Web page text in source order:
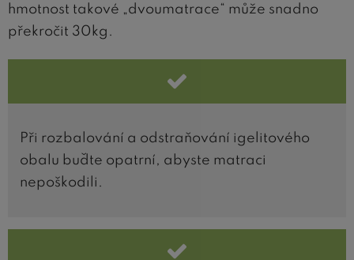
hmotnost takové „dvoumatrace“ může snadno
překročit 30kg.
Při rozbalování a odstraňování igelitového
obalu buďte opatrní, abyste matraci
nepoškodili.